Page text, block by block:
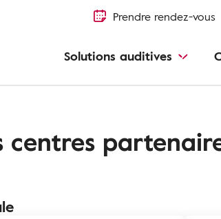
Prendre rendez-vous
Solutions auditives
centres